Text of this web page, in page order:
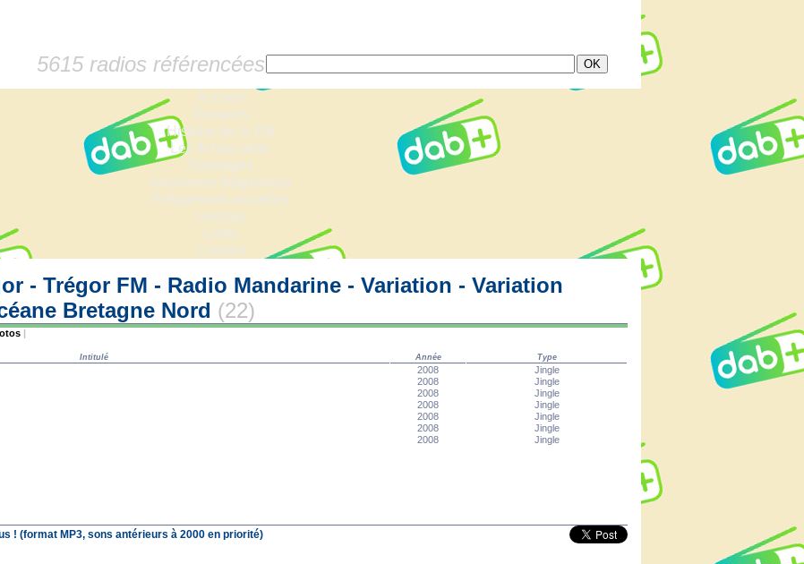
5615 radios référencées
Accueil
Dossiers
Histoire de la FM
Les fiches radio
Sondages
Anciennes fréquences
Fréquences actuelles
Lexique
Liens
Contact
- Trégor FM - Radio Mandarine - Variation - Variation
Bretagne Nord (22)
|
Intitulé Année Type
2008
Jingle
2008
Jingle
2008
Jingle
2008
Jingle
2008
Jingle
2008
Jingle
2008 Jingle
! (format MP3, sons antérieurs à 2000 en priorité)